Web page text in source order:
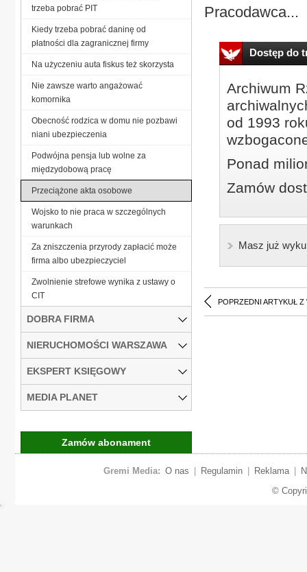
Pracodawca...
Dostęp do
Archiwum
od 1993
Ponad
Zamów
Masz już
POPRZEDNI ARTYKUŁ Z
trzeba pobrać PIT
Kiedy trzeba pobrać daninę od
płatności dla zagranicznej firmy
Na użyczeniu auta fiskus też skorzysta
Nie zawsze warto angażować
komornika
Obecność rodzica w domu nie pozbawi
niani ubezpieczenia
Podwójna pensja lub wolne za
międzydobową pracę
Przeciążone akta osobowe
Wojsko to nie praca w szczególnych
warunkach
Za zniszczenia przyrody zapłacić może
firma albo ubezpieczyciel
Zwolnienie strefowe wynika z ustawy o
CIT
DOBRA FIRMA
NIERUCHOMOŚCI WARSZAWA
EKSPERT KSIĘGOWY
MEDIA PLANET
Zamów abonament
Gremi Media: O nas Regulamin Reklama
©